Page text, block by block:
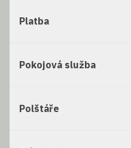
Platba
Pokojová služba
Polštáře